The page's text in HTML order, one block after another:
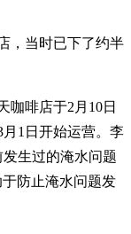
，当时已下了约半
咖啡店于2月10日
1日开始运营。李
生过的淹水问题
防止淹水问题发